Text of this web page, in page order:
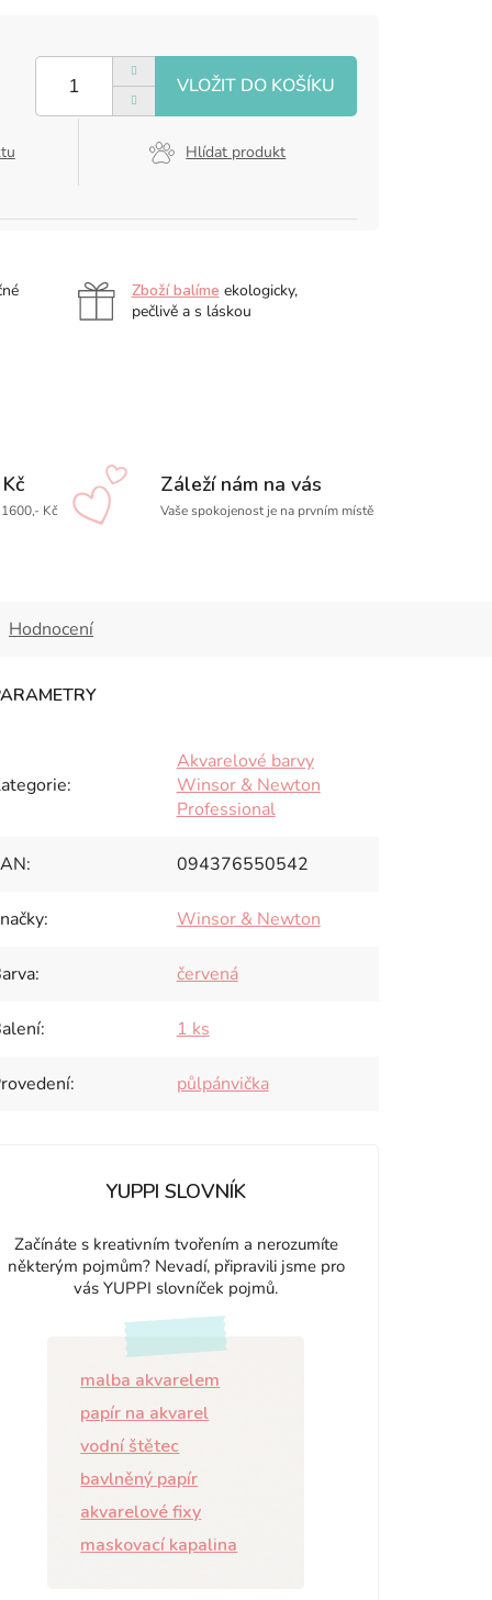
Hlídat produkt
Zboží balíme ekologicky,
pečlivě a s láskou
Kč
Záleží nám na vás
Vaše spokojenost je na prvním místě
Hodnocení
:
Akvarelové barvy
Winsor & Newton
Professional
: 094376550542
: Winsor & Newton
: červená
: 1 ks
: půlpánvička
YUPPI SLOVNÍK
Začínáte s kreativním tvořením a nerozumíte
některým pojmům? Nevadí, připravili jsme pro
vás YUPPI slovníček pojmů.
malba akvarelem
papír na akvarel
vodní štětec
bavlněný papír
akvarelové fixy
maskovací kapalina